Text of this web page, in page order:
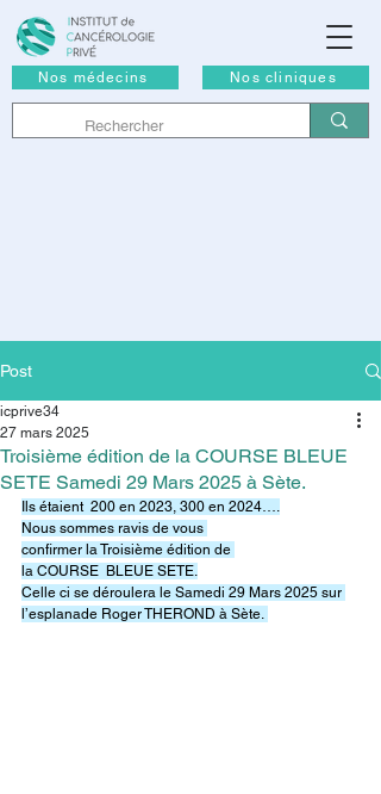
Nos médecins Nos cliniques
Post
Troisième édition de la COURSE BLEUE
SETE Samedi 29 Mars 2025 à Sète.
icprive34
27 mars 2025
Ils étaient  200 en 2023, 300 en 2024….
Nous sommes ravis de vous
confirmer la Troisième édition de
la COURSE  BLEUE SETE.
Celle ci se déroulera le Samedi 29 Mars 2025 sur
l’esplanade Roger THEROND à Sète.